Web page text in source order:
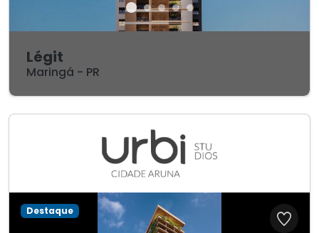
Légit
Maringá - PR
1 + 2 2 2 118.6 m²
Destaque